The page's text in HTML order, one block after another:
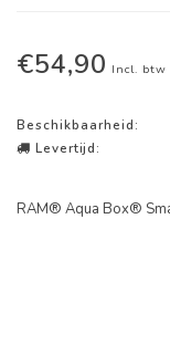
€54,90 Incl. btw
Beschikbaarheid:
Levertijd:
RAM® Aqua Box®